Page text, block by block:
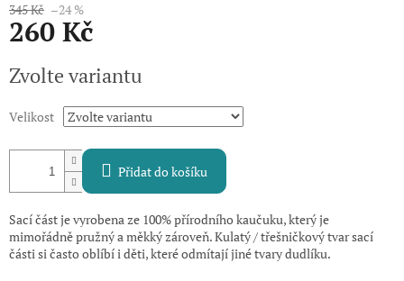
345 Kč –24 %
260 Kč
cena:
Zvolte variantu
Velikost
Přidat do košíku
Sací část je vyrobena ze 100% přírodního kaučuku, který je
mimořádně pružný a měkký zároveň. Kulatý / třešničkový tvar sací
části si často oblíbí i děti, které odmítají jiné tvary dudlíku.